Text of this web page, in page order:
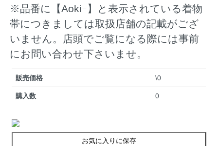
※品番に【Aokiｰ】と表示されている着物
帯につきましては取扱店舗の記載がござ
いません。店頭でご覧になる際には事前
にお問い合わせ下さいませ。
販売価格 \0
購入数 0
お気に入りに保存